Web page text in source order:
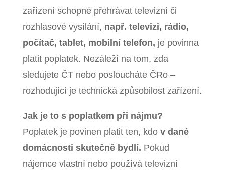
zařízení schopné přehrávat televizní či
rozhlasové vysílání, např. televizi, rádio,
počítač, tablet, mobilní telefon, je povinna
platit poplatek. Nezáleží na tom, zda
sledujete ČT nebo posloucháte ČRo –
rozhodující je technická způsobilost zařízení.
Jak je to s poplatkem při nájmu?
Poplatek je povinen platit ten, kdo v dané
domácnosti skutečně bydlí. Pokud
nájemce vlastní nebo používá televizní